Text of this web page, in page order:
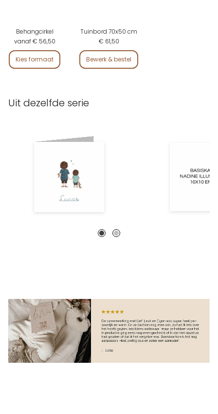
Behangcirkel
vanaf € 56,50
Kies formaat
Tuinbord 70x50 cm
€ 61,50
Bewerk & bestel
Uit dezelfde serie